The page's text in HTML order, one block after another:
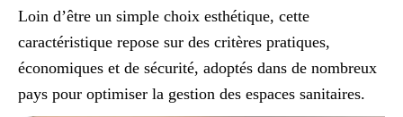
Loin d’être un simple choix esthétique, cette
caractéristique repose sur des critères pratiques,
économiques et de sécurité, adoptés dans de nombreux
pays pour optimiser la gestion des espaces sanitaires.